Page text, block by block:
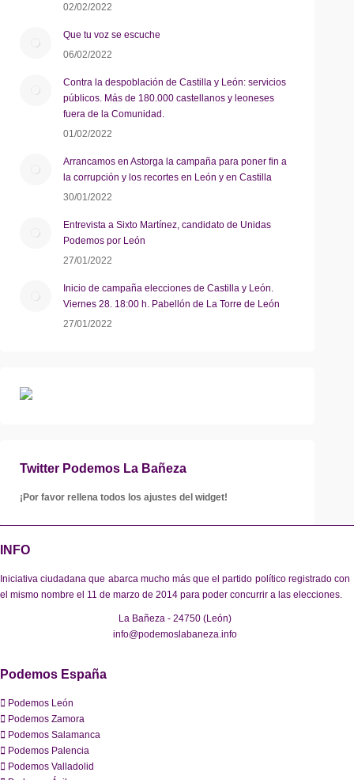
02/02/2022
Que tu voz se escuche
06/02/2022
Contra la despoblación de Castilla y León: servicios
públicos. Más de 180.000 castellanos y leoneses
fuera de la Comunidad.
01/02/2022
Arrancamos en Astorga la campaña para poner fin a
la corrupción y los recortes en León y en Castilla
30/01/2022
Entrevista a Sixto Martínez, candidato de Unidas
Podemos por León
27/01/2022
Inicio de campaña elecciones de Castilla y León.
Viernes 28. 18:00 h. Pabellón de La Torre de León
27/01/2022
Twitter Podemos La Bañeza
¡Por favor rellena todos los ajustes del widget!
INFO
Iniciativa ciudadana que abarca mucho más que el partido político registrado con
el mismo nombre el 11 de marzo de 2014 para poder concurrir a las elecciones.
La Bañeza - 24750 (León)
info@podemoslabaneza.info
Podemos España
Podemos León
Podemos Zamora
Podemos Salamanca
Podemos Palencia
Podemos Valladolid